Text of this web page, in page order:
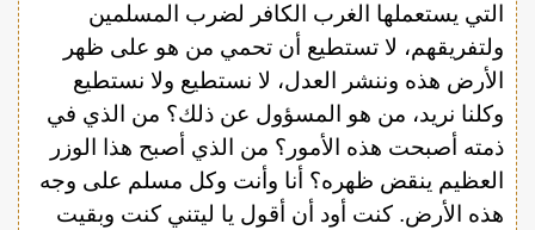
التي يستعملها الغرب الكافر لضرب المسلمين
ولتفريقهم، لا تستطيع أن تحمي من هو على ظهر
الأرض هذه وننشر العدل، لا نستطيع ولا نستطيع
وكلنا نريد، من هو المسؤول عن ذلك؟ من الذي في
ذمته أصبحت هذه الأمور؟ من الذي أصبح هذا الوزر
العظيم ينقض ظهره؟ أنا وأنت وكل مسلم على وجه
هذه الأرض. كنت أود أن أقول يا ليتني كنت وبقيت